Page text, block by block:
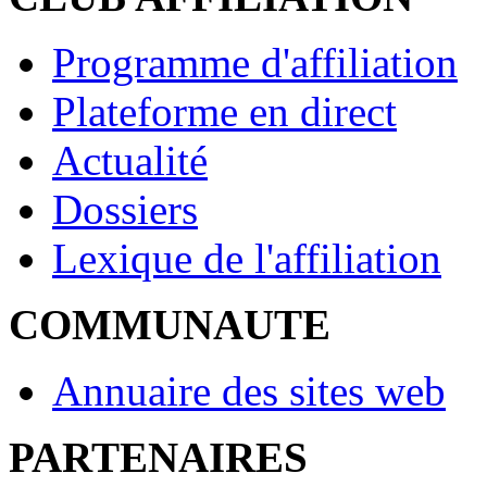
Programme d'affiliation
Plateforme en direct
Actualité
Dossiers
Lexique de l'affiliation
COMMUNAUTE
Annuaire des sites web
PARTENAIRES